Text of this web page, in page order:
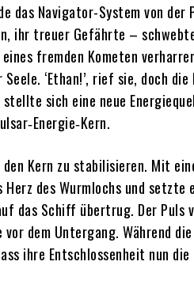
das Navigator-System von der
ihr treuer Gefährte –
fremden Kometen
‘Ethan!’, rief sie, doch
sich eine neue
Kern zu stabilisieren. Mit
des Wurmlochs und setzte
das Schiff übertrug. Der Puls
dem Untergang. Während
ihre Entschlossenheit nun